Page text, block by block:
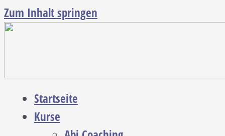
Zum Inhalt springen
Startseite
Kurse